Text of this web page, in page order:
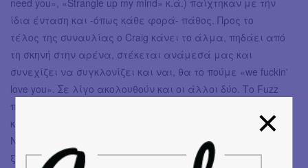
need you», «Strangle up my mind» κ.ά.) παίχτηκαν με την
ίδια ένταση και -όπως κάθε φορά- πάθος. Προς το
τέλος της συναυλίας ο Craig κάνει το άλμα, πηδάει από
τη σκηνή στην αρένα, στέκεται ανάμεσά μας και
συνεχίζει να συγκλονίζει και ναι, θα το πούμε «we fuckin'
love you». Σε λίγο ακολουθούν και οι άλλοι δύο. Το Fuzz
παίρνει φωτιά! Ανάμεσα στον κόσμο με τις κιθάρες
κρατημένες ψηλά το live παίρνει χαρακτήρα ντελίριο.
Ναι, αυτοί είναι οι The Underground Youth. Θα τους βλέπω
ξανά και ξανά και ξανά!